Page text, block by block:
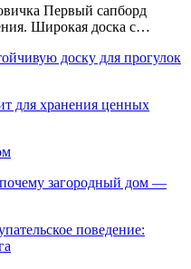
Первый сапборд
Широкая доска с…
доску для прогулок
для хранения ценных
загородный дом —
поведение: